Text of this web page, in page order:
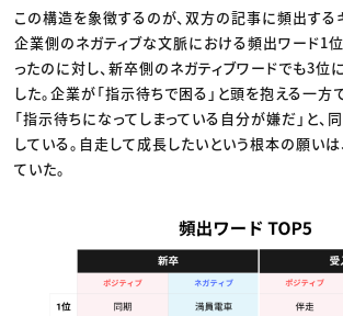
この構造を象徴するのが、双方の記事に頻出する
企業側のネガティブな文脈における頻出ワード1位
ったのに対し、新卒側のネガティブワードでも3位
した。企業が「指示待ちで困る」と頭を抱える一方
「指示待ちになってしまっている自分が嫌だ」と、
している。自走して成長したいという根本の願い
ていた。